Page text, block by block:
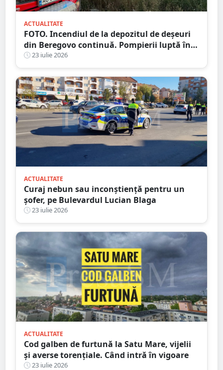
ACTUALITATE
FOTO. Incendiul de la depozitul de deșeuri
din Beregovo continuă. Pompierii luptă în
continuare cu focarele ascunse
23 iulie 2026
ACTUALITATE
Curaj nebun sau inconștiență pentru un
șofer, pe Bulevardul Lucian Blaga
23 iulie 2026
ACTUALITATE
Cod galben de furtună la Satu Mare, vijelii
și averse torențiale. Când intră în vigoare
23 iulie 2026